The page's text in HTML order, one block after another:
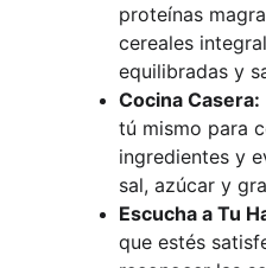
proteínas
cereales
equilibradas y
Cocina Casera:
tú mismo para
ingredientes y
sal, azúcar y
Escucha a Tu
que estés